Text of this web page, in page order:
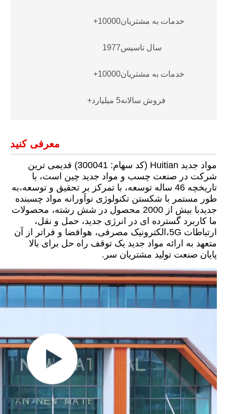
خدمات به مشتریان10000+
سال تاسیس1977
خدمات به مشتریان10000+
فروش سالانه5 میلیارد+
معرفی کنید
مواد جدید Huitian (کد سهام: 300041) قدیمی ترین
شرکت در صنعت چسب و مواد جدید چین است، با
تاریخچه 46 ساله توسعه، با تمرکز بر تحقیق و توسعه،به
طور مستمر با شکستن تکنولوژی نوآورانه مواد چسبنده
جدیدبا بیش از 2000 محصول در شش رشته، محصولات
ما کاربرد گسترده ای در انرژی جدید، حمل و نقل،
ارتباطات 5G،الکترونیک مصرفی، هوافضا و فراتر از آن
متعهد به ارائه مواد جدید یک توقف راه حل برای بالا
پایان صنعت تولید مشتریان سر.